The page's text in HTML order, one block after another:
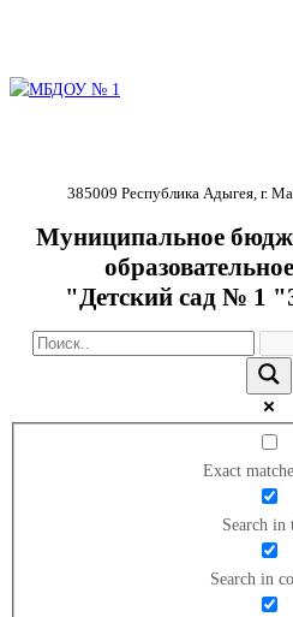
385009 Республика Адыгея, г.
Муниципальное
"Детский сад № 1
Exact
Search in
Search in